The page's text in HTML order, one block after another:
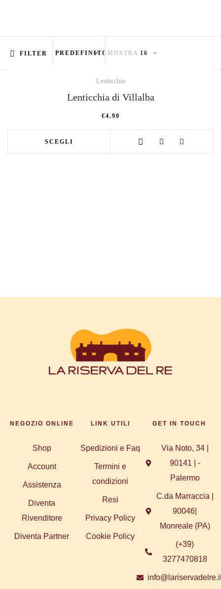
FILTER MOSTRA
Lenticchie
Lenticchia di Villalba
€4.90
SCEGLI
NEGOZIO ONLINE
Shop
Account
Assistenza
Diventa
Rivenditore
Diventa Partner
LINK UTILI
Spedizioni e Faq
Termini e
condizioni
Resi
Privacy Policy
Cookie Policy
GET IN TOUCH
Via Noto, 34 |
90141 | -
Palermo
C.da Marraccia |
90046|
Monreale (PA)
(+39)
3277470818